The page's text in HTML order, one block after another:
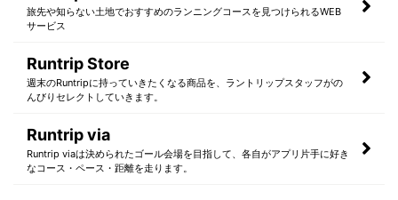
旅先や知らない土地でおすすめのランニングコースを見つけられるWEB
サービス
Runtrip Store
週末のRuntripに持っていきたくなる商品を、ラントリップスタッフがの
んびりセレクトしていきます。
Runtrip via
Runtrip viaは決められたゴール会場を目指して、各自がアプリ片手に好き
なコース・ペース・距離を走ります。